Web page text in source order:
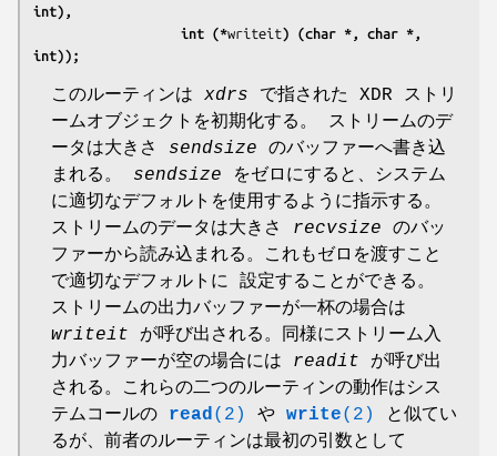
int),
                   int (*
writeit) (char *, char *,
int));
このルーティンは xdrs で指された XDR ストリ
ームオブジェクトを初期化する。 ストリームのデ
ータは大きさ sendsize のバッファーへ書き込
まれる。 sendsize をゼロにすると、システム
に適切なデフォルトを使用するように指示する。
ストリームのデータは大きさ recvsize のバッ
ファーから読み込まれる。これもゼロを渡すこと
で適切なデフォルトに 設定することができる。
ストリームの出力バッファーが一杯の場合は
writeit が呼び出される。同様にストリーム入
力バッファーが空の場合には readit が呼び出
される。これらの二つのルーティンの動作はシス
テムコールの read(2) や write(2)
と似てい
るが、前者のルーティンは最初の引数として